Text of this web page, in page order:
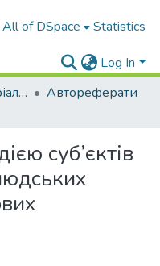
All of DSpace Statistics
Log In
Архів наукових матеріалів
Автореферати
суб’єктів